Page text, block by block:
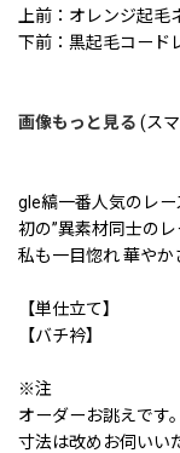
上前：オレンジ起毛
下前：黒起毛コード
画像もっと見る (ス
gle縞一番人気のレー
初の”異素材同士の
私も一目惚れ 華やか
【単仕立て】
【バチ衿】
※注
オーダーお誂えです
寸法は改めお伺いい